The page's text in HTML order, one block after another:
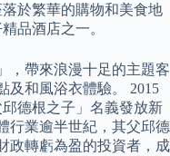
於繁華的購物和美食地
品酒店之一。
，帶來浪漫十足的主題客
及和風浴衣體驗。 2015
德根之子」名義發放新
行業逾半世紀，其父邱德
政轉虧為盈的投資者，成